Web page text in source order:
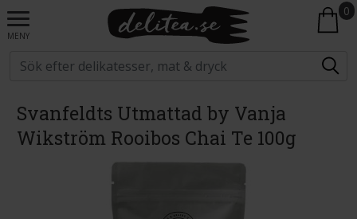
MENY
0
Svanfeldts Utmattad by Vanja
Wikström Rooibos Chai Te 100g